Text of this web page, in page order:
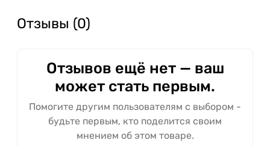
Отзывы (0)
Отзывов ещё нет — ваш
может стать первым.
Помогите другим пользователям с выбором -
будьте первым, кто поделится своим
мнением об этом товаре.